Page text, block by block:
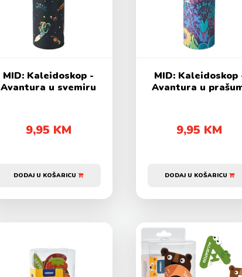
MID: Kaleidoskop -
Avantura u svemiru
9,95 KM
DODAJ U KOŠARICU
MID: Kaleidoskop
Avantura u
9,95 KM
DODAJ U KOŠARICU